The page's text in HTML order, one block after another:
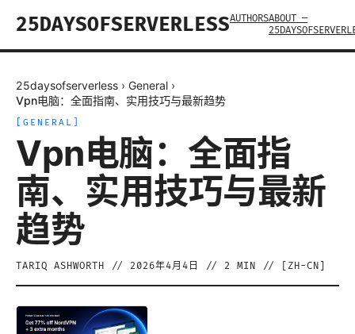
25DAYSOFSERVERLESSAUTHORSABOUT —
25daysofserverless › General ›
Vpn电脑：全面指南、实用技巧与最新趋势
GENERAL
Vpn电脑：全面指
南、实用技巧与最新
趋势
TARIQ ASHWORTH // 2026年4月4日 // 2 MIN // [ ZH-CN